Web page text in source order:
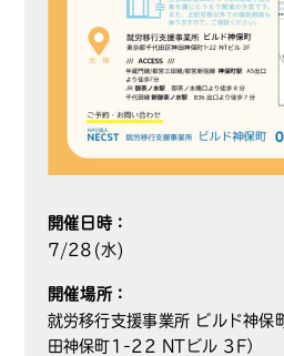
開催日時：
7/28(水)
開催場所：
就労移行支援事業所 ビルド神保
田神保町1-22 NTビル 3F）